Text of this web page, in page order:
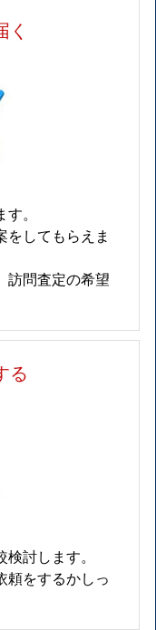
。
をしてもらえま
訪問査定の希望
る
討します。
頼をするかしっ